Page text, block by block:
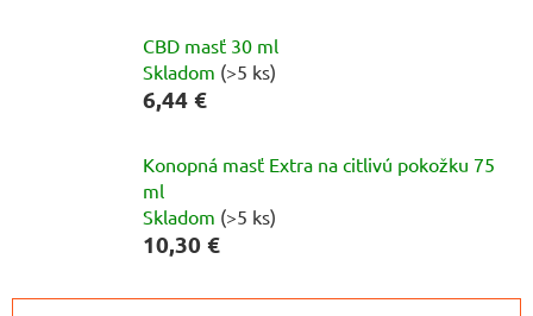
CBD masť 30 ml
Skladom (>5 ks)
6,44 €
Konopná masť Extra na citlivú pokožku 75
ml
Skladom (>5 ks)
10,30 €